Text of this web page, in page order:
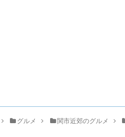
グルメ 関市近郊のグルメ